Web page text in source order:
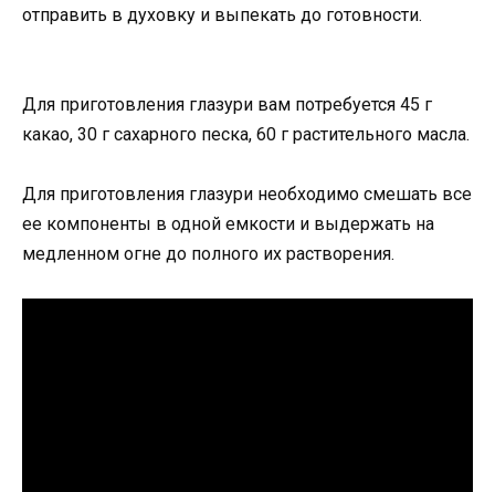
отправить в духовку и выпекать до готовности.
Для приготовления глазури вам потребуется 45 г
какао, 30 г сахарного песка, 60 г растительного масла.
Для приготовления глазури необходимо смешать все
ее компоненты в одной емкости и выдержать на
медленном огне до полного их растворения.